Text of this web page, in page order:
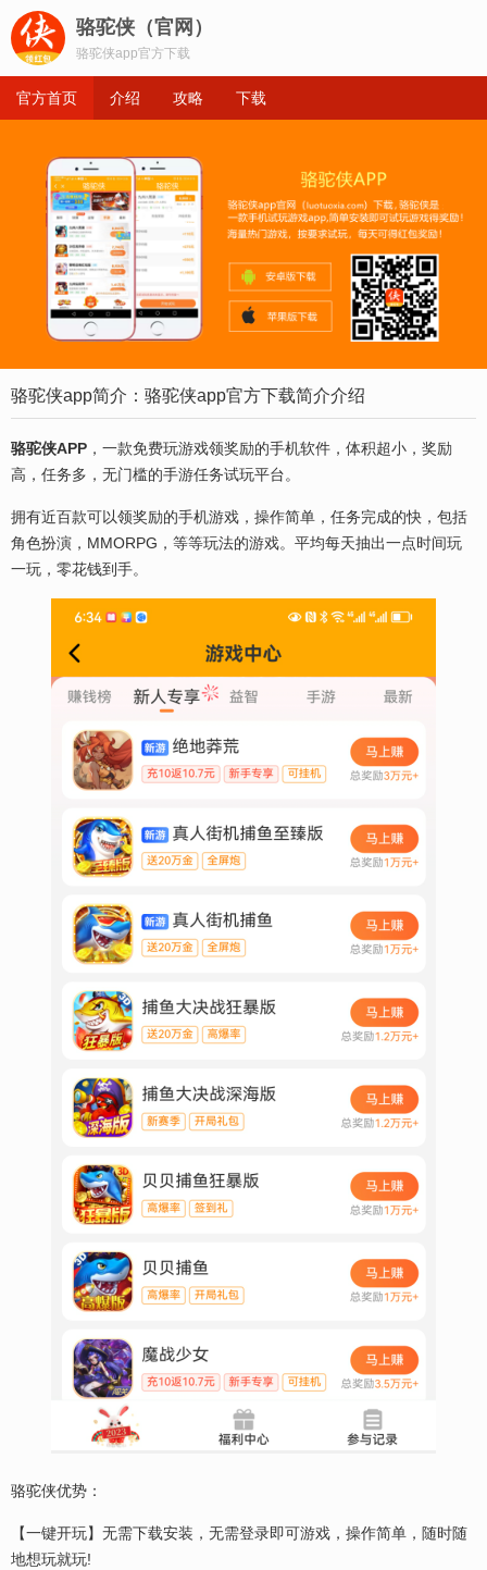
骆驼侠（官网）
骆驼侠app官方下载
官方首页 介绍 攻略 下载
骆驼侠app简介：骆驼侠app官方下载简介介绍
骆驼侠APP ，一款免费玩游戏领奖励的手机软件，体积超小，奖励
高，任务多，无门槛的手游任务试玩平台。
拥有近百款可以领奖励的手机游戏，操作简单，任务完成的快，包括
角色扮演，MMORPG，等等玩法的游戏。平均每天抽出一点时间玩
一玩，零花钱到手。
骆驼侠优势：
【一键开玩】无需下载安装，无需登录即可游戏，操作简单，随时随
地想玩就玩!